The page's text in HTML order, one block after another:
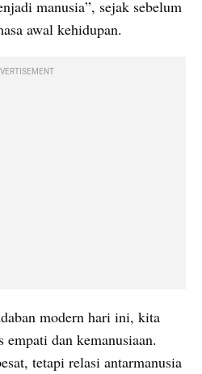
manusia”, sejak sebelum
awal kehidupan.
modern hari ini, kita
dan kemanusiaan.
tetapi relasi antarmanusia